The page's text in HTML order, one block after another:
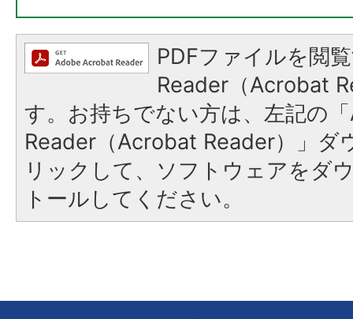
PDFファイルを閲
Reader（Acrobat
す。お持ちでない方は、左記の
Reader（Acrobat Reader）」ダ
リックして、ソフトウェアをダ
トールしてください。